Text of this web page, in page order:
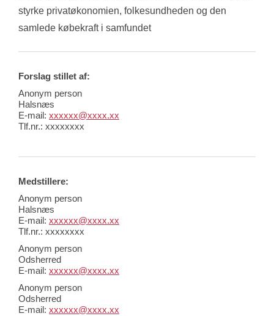
styrke privatøkonomien, folkesundheden og den
samlede købekraft i samfundet
Forslag stillet af:
Anonym person
Halsnæs
E-mail: xxxxxx@xxxx.xx
Tlf.nr.: xxxxxxxx
Medstillere:
Anonym person
Halsnæs
E-mail: xxxxxx@xxxx.xx
Tlf.nr.: xxxxxxxx
Anonym person
Odsherred
E-mail: xxxxxx@xxxx.xx
Anonym person
Odsherred
E-mail: xxxxxx@xxxx.xx